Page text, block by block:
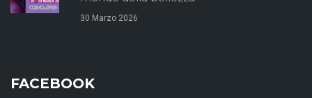
30 Marzo 2026
FACEBOOK